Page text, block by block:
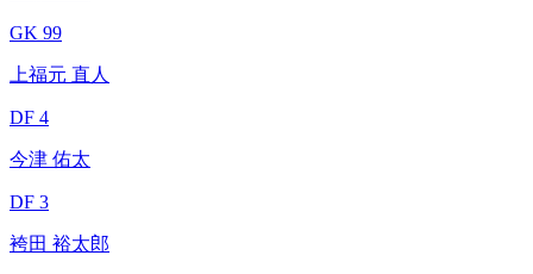
GK 99
上福元 直人
DF 4
今津 佑太
DF 3
袴田 裕太郎